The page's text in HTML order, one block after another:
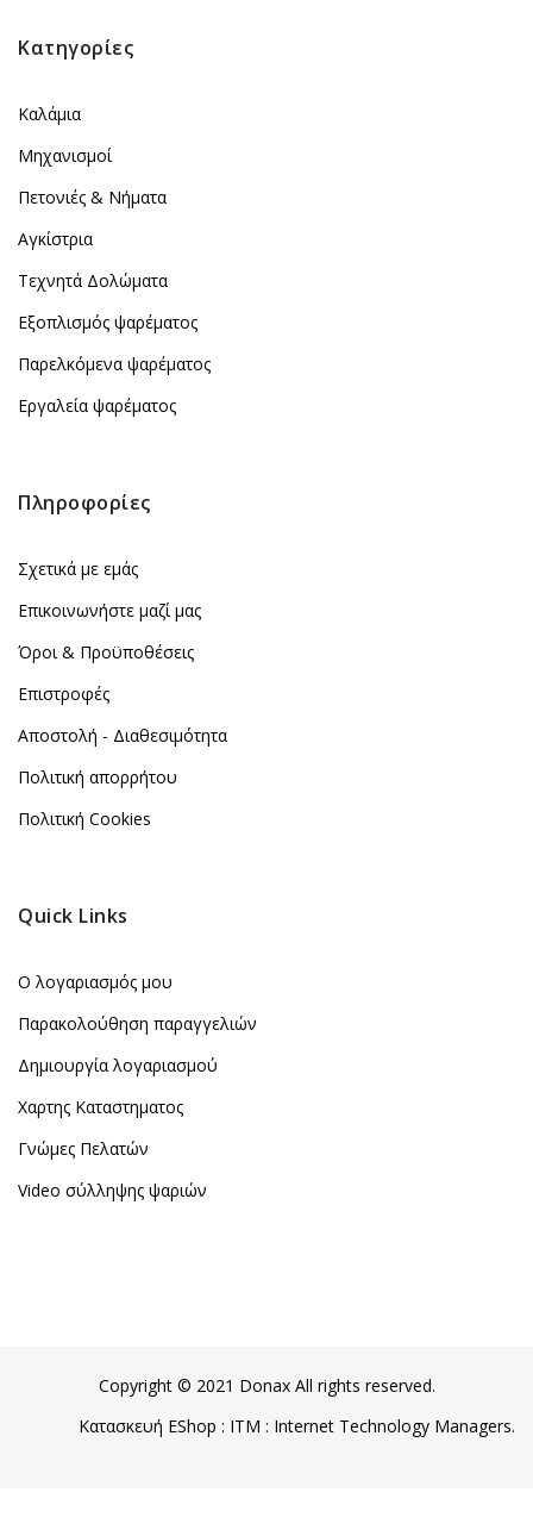
Κατηγορίες
Καλάμια
Μηχανισμοί
Πετονιές & Νήματα
Αγκίστρια
Τεχνητά Δολώματα
Εξοπλισμός ψαρέματος
Παρελκόμενα ψαρέματος
Εργαλεία ψαρέματος
Πληροφορίες
Σχετικά με εμάς
Επικοινωνήστε μαζί μας
Όροι & Προϋποθέσεις
Επιστροφές
Αποστολή - Διαθεσιμότητα
Πολιτική απορρήτου
Πολιτική Cookies
Quick Links
Ο λογαριασμός μου
Παρακολούθηση παραγγελιών
Δημιουργία λογαριασμού
Χαρτης Καταστηματος
Γνώμες Πελατών
Video σύλληψης ψαριών
Copyright © 2021 Donax All rights reserved.
Κατασκευή EShop : ITM : Internet Technology Managers.